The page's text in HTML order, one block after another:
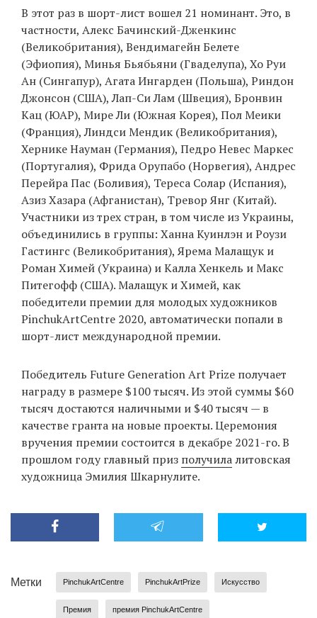
EN
UA
В этот раз в шорт-лист вошел 21 номинант. Это, в
частности, Алекс Бачинский-Дженкинс
(Великобритания), Вендимагейн Белете
(Эфиопия), Минья Бьябьяни (Гваделупа), Хо Руи
Ан (Сингапур), Агата Ингарден (Польша), Риндон
Джонсон (США), Лап-Си Лам (Швеция), Бронвин
Кац (ЮАР), Мире Ли (Южная Корея), Пол Меики
(Франция), Линдси Мендик (Великобритания),
Хернике Науман (Германия), Педро Невес Маркес
(Португалия), Фрида Орупабо (Норвегия), Андрес
Перейра Пас (Боливия), Тереса Солар (Испания),
Азиз Хазара (Афганистан), Тревор Янг (Китай).
Участники из трех стран, в том числе из Украины,
объединились в группы: Ханна Куинлэн и Роузи
Гастингс (Великобритания), Ярема Малащук и
Роман Химей (Украина) и Калла Хенкель и Макс
Питегофф (США). Малащук и Химей, как
победители премии для молодых художников
PinchukArtCentre 2020, автоматически попали в
шорт-лист международной премии.
Победитель Future Generation Art Prize получает
награду в размере $100 тысяч. Из этой суммы $60
тысяч достаются наличными и $40 тысяч — в
качестве гранта на новые проекты. Церемония
вручения премии состоится в декабре 2021-го. В
прошлом году главный приз получилалитовская
художница Эмилия Шкарнулите.
Метки PinchukArtCentre PinchukArtPrize Искусство
Премия премия PinchukArtCentre